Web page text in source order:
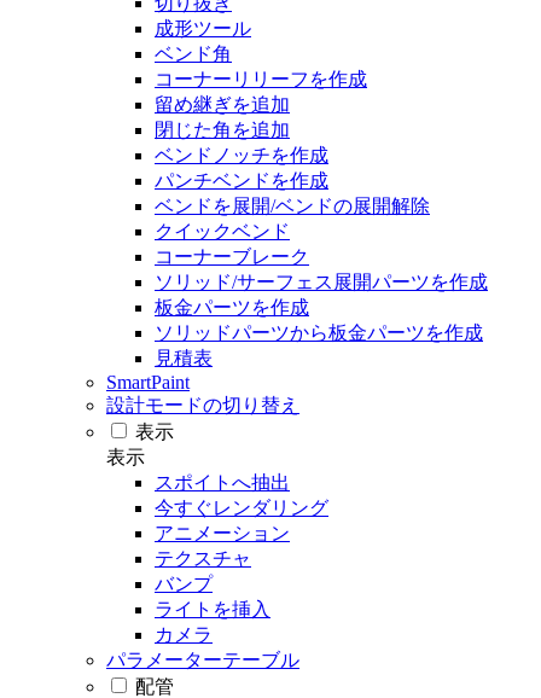
成形ツール
ベンド角
コーナーリリーフを作成
留め継ぎを追加
閉じた角を追加
ベンドノッチを作成
パンチベンドを作成
ベンドを展開/ベンドの展開解除
クイックベンド
コーナーブレーク
ソリッド/サーフェス展開パーツを作成
板金パーツを作成
ソリッドパーツから板金パーツを作成
見積表
SmartPaint
設計モードの切り替え
表示
表示
スポイトへ抽出
今すぐレンダリング
アニメーション
テクスチャ
バンプ
ライトを挿入
カメラ
パラメーターテーブル
配管